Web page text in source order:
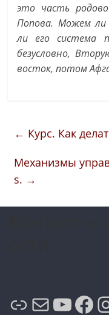
это часть
Попова. Можем
ли его система
безусловно,
восток, потом
← Курс. Как
Механизмы
s. →
Ссылка
Почта